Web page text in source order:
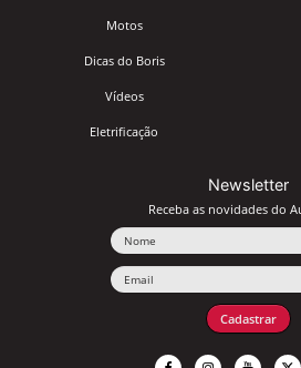
Motos
Dicas do Boris
Vídeos
Eletrificação
Newsletter
Receba as novidades do
Cadastrar